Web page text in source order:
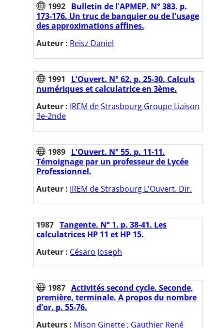
1992 Bulletin de l'APMEP. N° 383. p.
173-176. Un truc de banquier ou de l'usage
des approximations affines.
Auteur : Reisz Daniel
1991
L'Ouvert. N° 62. p. 25-30. Calculs
numériques et calculatrice en 3ème.
Auteur : IREM de Strasbourg Groupe Liaison
3e-2nde
1989 L'Ouvert. N° 55. p. 11-11.
Témoignage par un professeur de Lycée
Professionnel.
Auteur : IREM de Strasbourg L'Ouvert. Dir.
1987 Tangente. N° 1. p. 38-41. Les
calculatrices HP 11 et HP 15.
Auteur : Césaro Joseph
1987 Activités second cycle. Seconde,
première, terminale. A propos du nombre
d'or. p. 55-76.
Auteurs : Mison Ginette ; Gauthier René